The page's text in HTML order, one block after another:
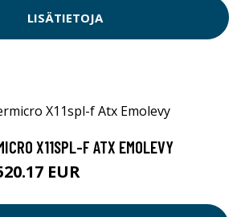
LISÄTIETOJA
X11SPL-F ATX EMOLEVY
EUR